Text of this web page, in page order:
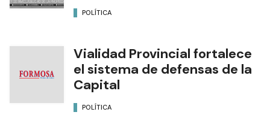
POLÍTICA
Vialidad Provincial fortalece
el sistema de defensas de la
Capital
POLÍTICA